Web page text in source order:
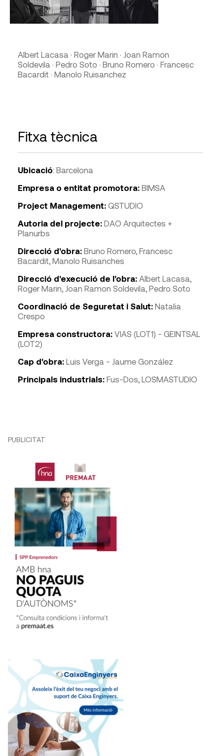
Albert Lacasa · Roger Marin · Joan Ramon
Soldevila · Pedro Soto · Bruno Romero · Francesc
Bacardit · Manolo Ruisanchez
Fitxa tècnica
Ubicació: Barcelona
Empresa o entitat promotora: BIMSA
Project Management: QSTUDIO
Autoria del projecte: DAO Arquitectes +
Planurbs
Direcció d'obra: Bruno Romero, Francesc
Bacardit, Manolo Ruisanches
Direcció d'execució de l'obra: Albert Lacasa,
Roger Marin, Joan Ramon Soldevila, Pedro Soto
Coordinació de Seguretat i Salut: Natalia
Crespo
Empresa constructora: VIAS (LOT1) - GEINTSAL
(LOT2)
Cap d'obra: Luis Verga - Jaume González
Principals industrials: Fus-Dos, LOSMASTUDIO
PUBLICITAT